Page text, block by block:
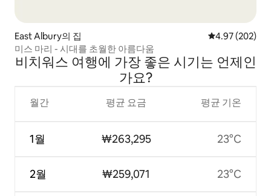
East Albury의 집 평점 4.97점(5
4.97 (202)
미스 마리 - 시대를 초월한 아름다움
비치워스 여행에 가장 좋은 시기는 언제인
가요?
월간
1월
2월
평균 요금
₩263,295
₩259,071
평균 기온
23°C
23°C